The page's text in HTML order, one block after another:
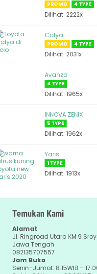
PROMO 4 TYPE
Dilihat: 2222x
Calya
PROMO 4 TYPE
Dilihat: 2031x
Avanza
4 TYPE
Dilihat: 1965x
INNOVA ZENIX
5 TYPE
Dilihat: 1962x
Yaris
1 TYPE
Dilihat: 1913x
Temukan Kami
Alamat
Jl. Ringroad Utara KM 9
Jawa Tengah
082135707557
Jam Buka
Senin–Jumat: 8.15WIB –